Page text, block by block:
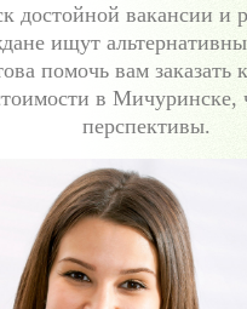
достойной вакансии и
ищут
помочь вам заказать
в
перспективы.